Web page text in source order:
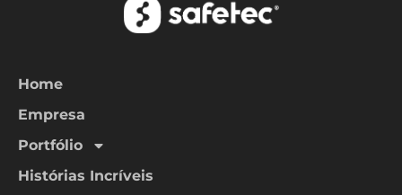
Home
Empresa
Portfólio
Histórias Incríveis